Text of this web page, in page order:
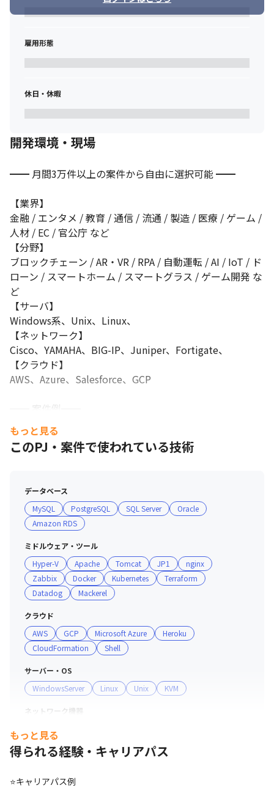
└ 2022年4月にリリース！
└ 要件定義、設計、開発、運用保守、テスト設計・実施など、一
⭐AIソリューション事業設立
└ 2025年度にAIソリューション事業を設立
⭐グループの“テックハブ”だからこそ得られる開発チャンス
└ 人材紹介サービスのCRM開発
✅理由その５：独自の教育環境で市場価値最大化
学習支援＆自社開発学習プロジェクトで最新技術習得できます。
⭐学習支援多数！
└ 「Udemy business」加入済み
└ 「資格取得補助」会社既定の資格試験受験時、全額負担
└ 資格取得で年収UP、そのための学習環境は全部あります！
⭐「サブプロジェクト制度」でさらにスキルアップ！
└ 有志メンバーが全国から集まり、自由にプロダクト製作
└ 通常業務では扱えない技術にも、挙手制で自由に挑戦可能！
（スキルスタック例：AWS, AppRunner/GitHub, Docker, Go/Gin,
Python/Flask, Vue, React, Node）
雇用形態
休日・休暇
開発環境・現場
━━ 月間3万件以上の案件から自由に選択可能 ━━
【業界】
金融 / エンタメ / 教育 / 通信 / 流通 / 製造 / 医療 / ゲーム /
人材 / EC / 官公庁 など
【分野】
ブロックチェーン / AR・VR / RPA / 自動運転 / AI / IoT / ド
ローン / スマートホーム / スマートグラス / ゲーム開発 な
ど
【サーバ】
Windows系、Unix、Linux、
【ネットワーク】
Cisco、YAMAHA、BIG-IP、Juniper、Fortigate、
【クラウド】
AWS、Azure、Salesforce、GCP
━━ 案件例━━
【AWS + IoTアーキテクト】
■概要
■担当工程
企画/要件定義/設計/PoC/運用設計
■環境
AWS IoT, Terraform, Linux, Docker, Kubernetes, Bash,
Python, Java, C++
【自社サービスのクラウドマイグレーション案件】
■概要
オンプレサーバーからAWSへの移行/新規サーバ構築
■担当工程
要件定義/基本設計/詳細設計/構築
■OS
Linux
■その他
もっと見る
このPJ・案件で使われている技術
データベース
MySQL
PostgreSQL SQL Server
Oracle
Amazon RDS
ミドルウェア・ツール
Hyper-V
Apache Tomcat JP1
nginx
Zabbix
Docker Kubernetes
Terraform
Datadog
Mackerel
クラウド
AWS
GCP Microsoft Azure
Heroku
CloudFormation
Shell
サーバー・OS
WindowsServer
Linux Unix KVM
ネットワーク機器
もっと見る
得られる経験・キャリアパス
⭐キャリアパス例